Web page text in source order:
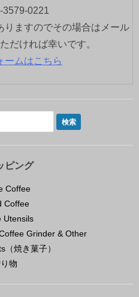
3579-0221
りますのでその場合はメール
だければ幸いです。
ームはこちら
ピング
Coffee
Coffee
Utensils
Grinder & Other
焼き菓子）
物